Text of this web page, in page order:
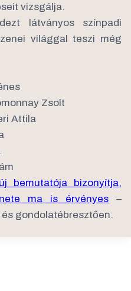
vizsgálja.
látványos színpadi
világgal teszi még
Zsolt
Attila
bemutatója bizonyítja,
ma is érvényes –
gondolatébresztően.